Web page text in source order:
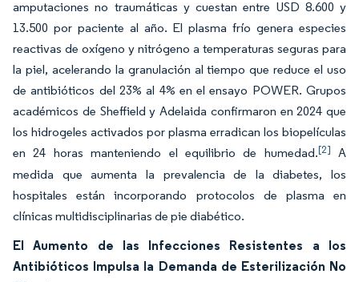
amputaciones no traumáticas y cuestan entre USD 8.600 y
13.500 por paciente al año. El plasma frío genera especies
reactivas de oxígeno y nitrógeno a temperaturas seguras para
la piel, acelerando la granulación al tiempo que reduce el uso
de antibióticos del 23% al 4% en el ensayo POWER. Grupos
académicos de Sheffield y Adelaida confirmaron en 2024 que
los hidrogeles activados por plasma erradican los biopelículas
en 24 horas manteniendo el equilibrio de humedad.[2] A
medida que aumenta la prevalencia de la diabetes, los
hospitales están incorporando protocolos de plasma en
clínicas multidisciplinarias de pie diabético.
El Aumento de las Infecciones Resistentes a los
Antibióticos Impulsa la Demanda de Esterilización No